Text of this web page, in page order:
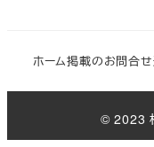
ホーム掲載のお問合せ
© 2023